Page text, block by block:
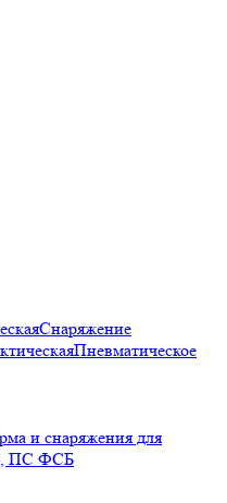
Снаряжение
Пневматическое
и снаряжения для
ПС ФСБ